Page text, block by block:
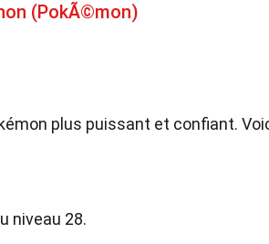
(PokÃ©mon)
plus puissant et confiant.
niveau 28.